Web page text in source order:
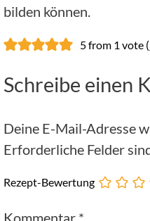
bilden können.
5 from 1 vote (
Schreibe einen
Deine E-Mail-Adresse
Erforderliche Felder
Rezept-Bewertung
Kommentar *